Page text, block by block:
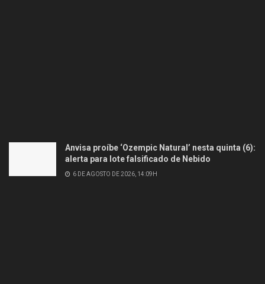
Anvisa proíbe ‘Ozempic Natural’ nesta quinta (6):
alerta para lote falsificado de Nebido
6 DE AGOSTO DE 2026, 14:09H